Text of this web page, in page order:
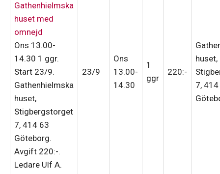
Gathenhielmska
huset med
omnejd
Ons 13.00-
14.30 1 ggr.
Start 23/9.
Gathenhielmska
huset,
Stigbergstorget
7, 414 63
Göteborg.
Avgift 220:-.
Ledare Ulf A.
23/9
Ons
13.00-
14.30
1
ggr
220:-
huset,
7,